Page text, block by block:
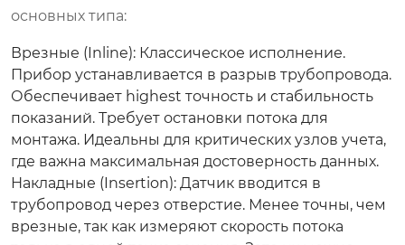
основных типа:
Врезные (Inline): Классическое исполнение.
Прибор устанавливается в разрыв трубопровода.
Обеспечивает highest точность и стабильность
показаний. Требует остановки потока для
монтажа. Идеальны для критических узлов учета,
где важна максимальная достоверность данных.
Накладные (Insertion): Датчик вводится в
трубопровод через отверстие. Менее точны, чем
врезные, так как измеряют скорость потока